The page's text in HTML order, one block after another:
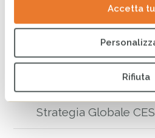
Accetta
Rifiuta
Strategia Globale